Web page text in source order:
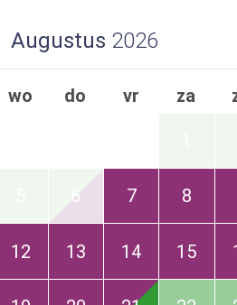
Augustus 2026
wo do vr za
6 7 8
12 13 14 15